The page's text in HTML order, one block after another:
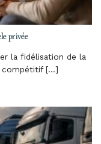
privée
la fidélisation de la
compétitif [...]